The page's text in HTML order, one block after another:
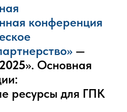
конференция
—
». Основная
ресурсы для ГПК